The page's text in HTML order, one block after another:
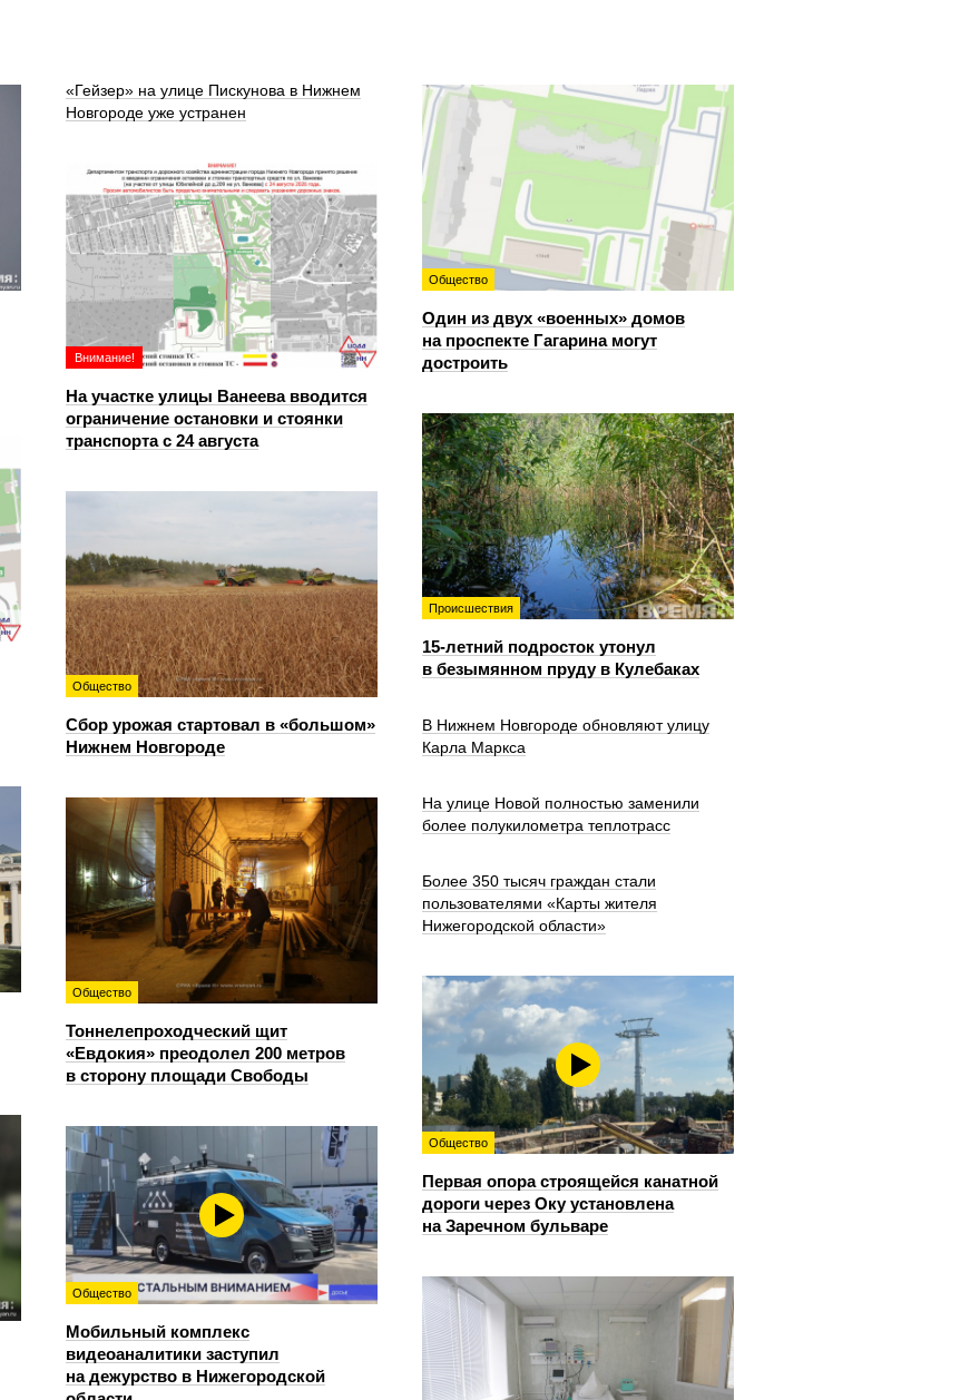
«Гейзер» на улице Пискунова в Нижнем
Новгороде уже устранен
Общество
Один из двух «военных» домов
на проспекте Гагарина могут
достроить
Внимание!
На участке улицы Ванеева вводится
ограничение остановки и стоянки
транспорта с 24 августа
Происшествия
15-летний подросток утонул
в безымянном пруду в Кулебаках
Общество
Сбор урожая стартовал в «большом»
Нижнем Новгороде
В Нижнем Новгороде обновляют улицу
Карла Маркса
Общество
Тоннелепроходческий щит
«Евдокия» преодолел 200 метров
в сторону площади Свободы
На улице Новой полностью заменили
более полукилометра теплотрасс
Более 350 тысяч граждан стали
пользователями «Карты жителя
Нижегородской области»
Общество
Первая опора строящейся канатной
дороги через Оку установлена
на Заречном бульваре
Общество
Мобильный комплекс
видеоаналитики заступил
на дежурство в Нижегородской